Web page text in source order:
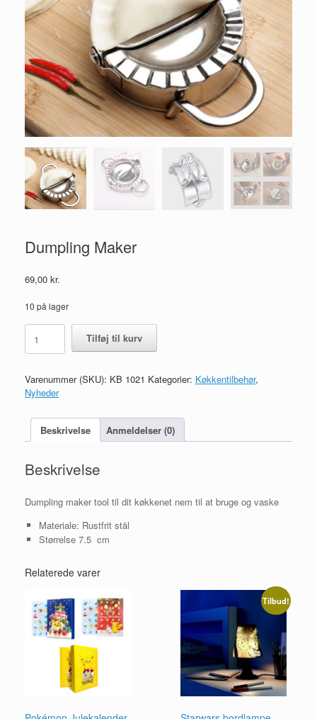
Dumpling Maker
69,00 kr.
10 på lager
Maker
antal
Tilføj til kurv
Varenummer (SKU): KB 1021 Kategorier: Køkkentilbehør,
Nyheder
Beskrivelse Anmeldelser (0)
Beskrivelse
Dumpling maker tool til dit køkkenet nem til at bruge og vaske
Materiale: Rustfrit stål
Størrelse 7.5 cm
Relaterede varer
Tilbud!